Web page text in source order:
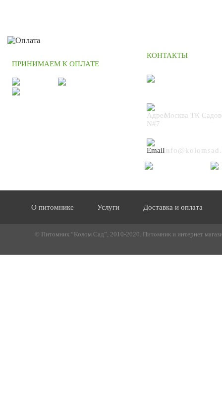
ПРИНИМАЕМ К ОПЛАТЕ
КОНТАКТЫ
Москва ТК
N#7
О питомнике Услуги Доставка и оплата
© Питомник “Колом Сад”, 2010-2020. Питомник и интернет